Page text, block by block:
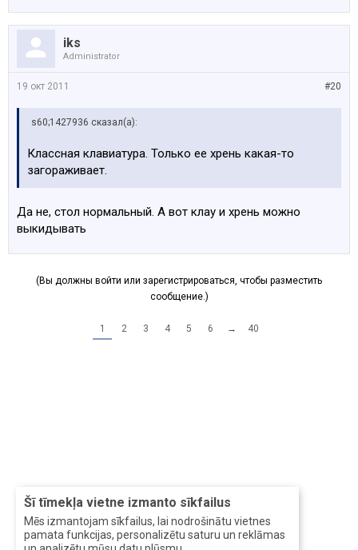
Šī tīmekļa vietne izmanto sīkfailus
Mēs izmantojam sīkfailus, lai nodrošinātu vietnes
pamata funkcijas, personalizētu saturu un reklāmas
iks
Administrator
#20
19 окт 2011
s60;1427936 сказал(а):
Классная клавиатура. Только ее хрень какая-то
загораживает.
Да не, стол нормальный. А вот клау и хрень можно
выкидывать
(Вы должны войти или зарегистрироваться, чтобы разместить
сообщение.)
1 2 3 4 5 6 → 40